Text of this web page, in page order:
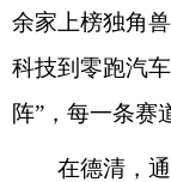
余家上榜独角
科技到零跑汽
阵”，每一条赛
在德清，通